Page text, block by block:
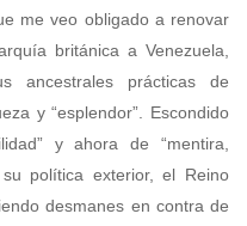
me veo obligado a renovar
británica a Venezuela,
ancestrales prácticas de
y “esplendor”. Escondido
y ahora de “mentira,
política exterior, el Reino
desmanes en contra de